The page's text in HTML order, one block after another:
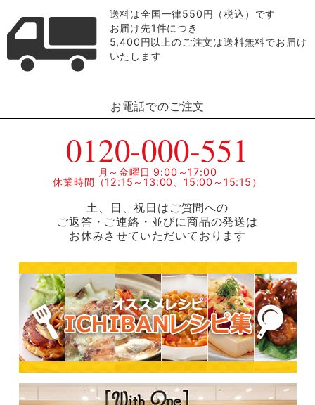
送料は全国一律550円（税込）です
お届け先1件につき
5,400円以上のご注文は送料無料でお届け
いたします
お電話でのご注文
0120-000-551
月～金曜日 9:00～17:00
休業時間（12:15～13:00、15:00～15:15）
土、日、祝日はご質問への
ご返答・ご連絡・並びに商品の発送は
お休みさせていただいております